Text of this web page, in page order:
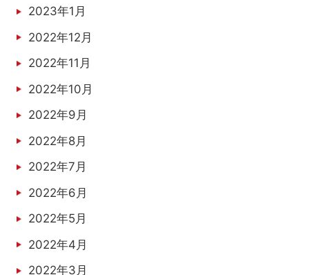
2023年1月
2022年12月
2022年11月
2022年10月
2022年9月
2022年8月
2022年7月
2022年6月
2022年5月
2022年4月
2022年3月